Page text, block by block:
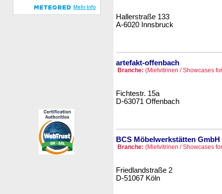
Hallerstraße 133
A-6020 Innsbruck
artefakt-offenbach
Branche: (Mietvitrinen / Showcases
Fichtestr. 15a
D-63071 Offenbach
BCS Möbelwerkstätten GmbH
Branche: (Mietvitrinen / Showcases
Friedlandstraße 2
D-51067 Köln